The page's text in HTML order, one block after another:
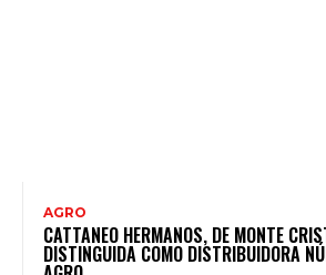
AGRO
CATTANEO HERMANOS, DE MONTE
DISTINGUIDA COMO DISTRIBUIDORA